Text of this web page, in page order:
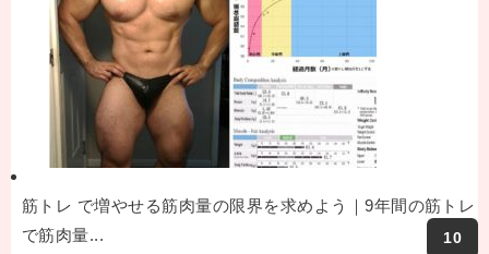
筋トレ で増やせる筋肉量の限界を求めよう｜9年間の筋トレ
で筋肉量...